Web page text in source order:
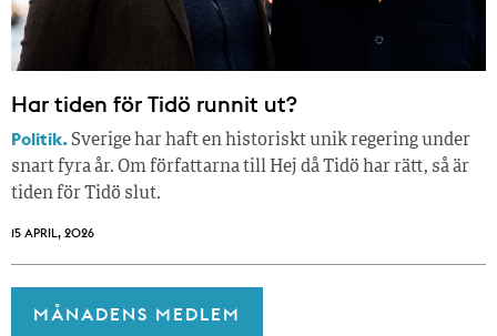
Har tiden för Tidö runnit ut?
Politik.Sverige har haft en historiskt unik regering under
snart fyra år. Om författarna till Hej då Tidö har rätt, så är
tiden för Tidö slut.
15 APRIL, 2026
MÅNADENS MEDLEM